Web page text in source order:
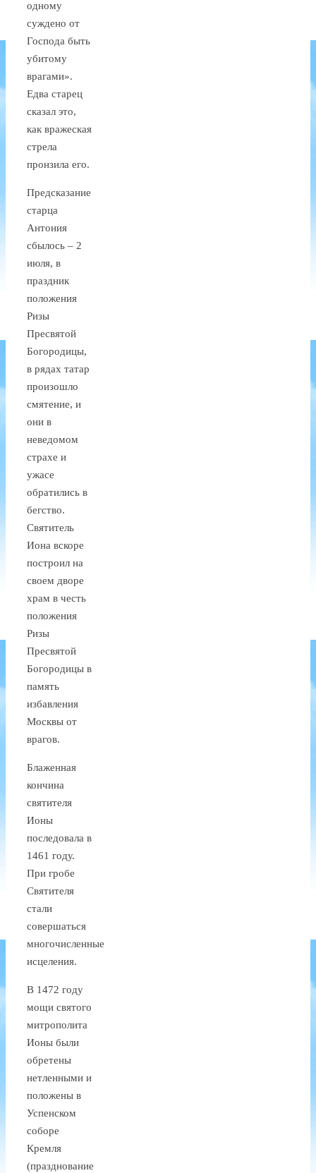
одному
суждено от
Господа быть
убитому
врагами».
Едва старец
сказал это,
как вражеская
стрела
пронзила его.
Предсказание
старца
Антония
сбылось – 2
июля, в
праздник
положения
Ризы
Пресвятой
Богородицы,
в рядах татар
произошло
смятение, и
они в
неведомом
страхе и
ужасе
обратились в
бегство.
Святитель
Иона вскоре
построил на
своем дворе
храм в честь
положения
Ризы
Пресвятой
Богородицы в
память
избавления
Москвы от
врагов.
Блаженная
кончина
святителя
Ионы
последовала в
1461 году.
При гробе
Святителя
стали
совершаться
многочисленные
исцеления.
В 1472 году
мощи святого
митрополита
Ионы были
обретены
нетленными и
положены в
Успенском
соборе
Кремля
(празднование